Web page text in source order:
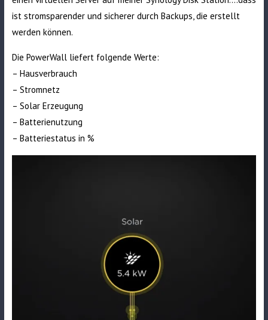
ist stromsparender und sicherer durch Backups, die erstellt
werden können.
Die PowerWall liefert folgende Werte:
– Hausverbrauch
– Stromnetz
– Solar Erzeugung
– Batterienutzung
– Batteriestatus in %